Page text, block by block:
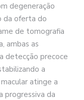
degeneração
da oferta do
de tomografia
ambas as
detecção precoce
a
atinge a
progressiva da